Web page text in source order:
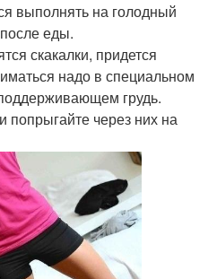
выполнять на голодный
еды.
скакалки, придется
надо в специальном
грудь.
попрыгайте через них на